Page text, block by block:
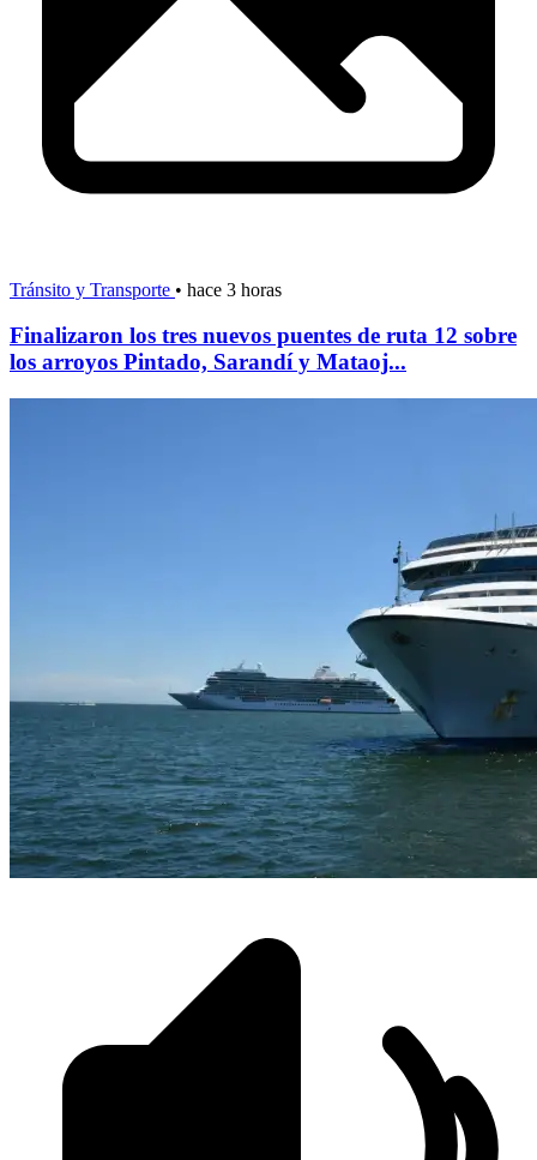
Tránsito y Transporte • hace 3 horas
Finalizaron los tres nuevos puentes de ruta 12 sobre
los arroyos Pintado, Sarandí y Mataoj...